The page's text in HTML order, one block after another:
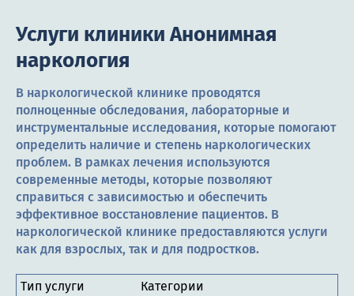
Услуги клиники Анонимная
наркология
В наркологической клинике проводятся
полноценные обследования, лабораторные и
инструментальные исследования, которые помогают
определить наличие и степень наркологических
проблем. В рамках лечения используются
современные методы, которые позволяют
справиться с зависимостью и обеспечить
эффективное восстановление пациентов. В
наркологической клинике предоставляются услуги
как для взрослых, так и для подростков.
Тип услуги Категории